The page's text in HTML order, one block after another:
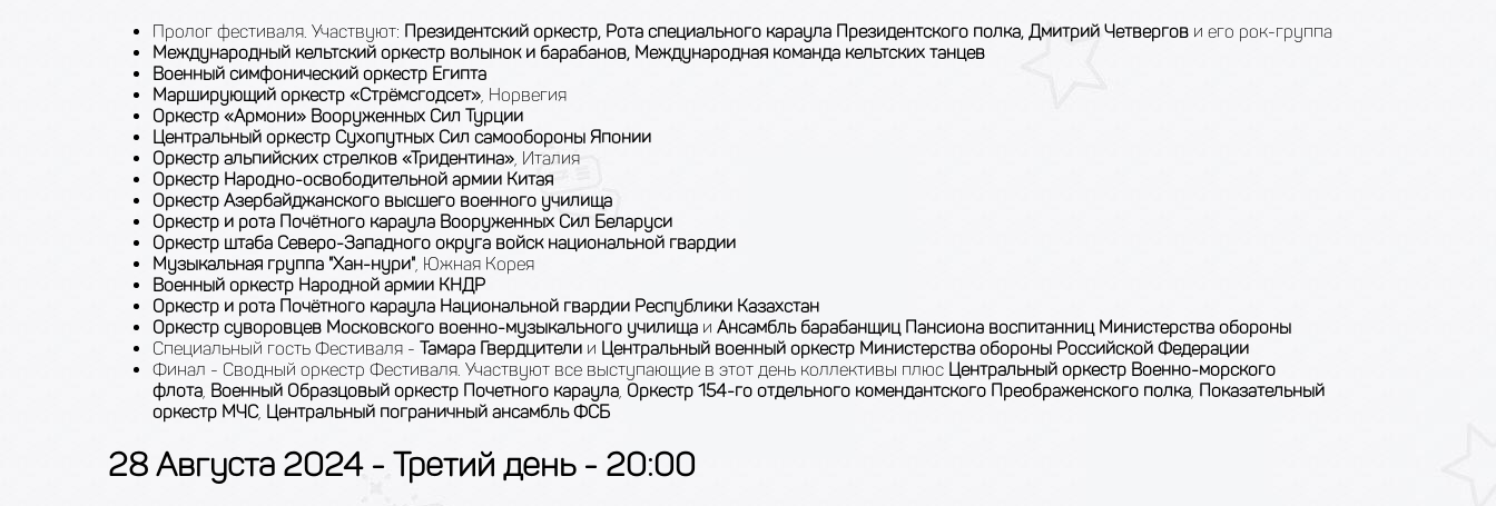
Пролог фестиваля. Участвуют: Президентский оркестр, Рота специального караула Президентского полка, Дмитрий Четвергов и его рок-группа
Международный кельтский оркестр волынок и барабанов, Международная команда кельтских танцев
Военный симфонический оркестр Египта
Марширующий оркестр «Стрёмсгодсет», Норвегия
Оркестр «Армони» Вооруженных Cил Турции
Центральный оркестр Сухопутных Сил самообороны Японии
Оркестр альпийских стрелков «Тридентина», Италия
Оркестр Народно-освободительной армии Китая
Оркестр Азербайджанского высшего военного училища
Оркестр и рота Почётного караула Вооруженных Сил Беларуси
Оркестр штаба Северо-Западного округа войск национальной гвардии
Музыкальная группа "Хан-нури", Южная Корея
Военный оркестр Народной армии КНДР
Оркестр и рота Почётного караула Национальной гвардии Республики Казахстан
Оркестр суворовцев Московского военно-музыкального училища и Ансамбль барабанщиц Пансиона воспитанниц Министерства обороны
Специальный гость Фестиваля - Тамара Гвердцители и Центральный военный оркестр Министерства обороны Российской Федерации
Финал - Сводный оркестр Фестиваля. Участвуют все выступающие в этот день коллективы плюс Центральный оркестр Военно-морского
флота, Военный Образцовый оркестр Почетного караула, Оркестр 154-го отдельного комендантского Преображенского полка, Показательный
оркестр МЧС, Центральный пограничный ансамбль ФСБ
28 Августа 2024 - Третий день - 20:00